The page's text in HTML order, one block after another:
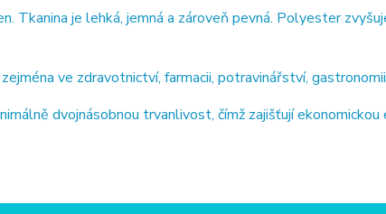
Tkanina je lehká, jemná a zároveň pevná. Polyester
ve zdravotnictví, farmacii, potravinářství,
dvojnásobnou trvanlivost, čímž zajišťují